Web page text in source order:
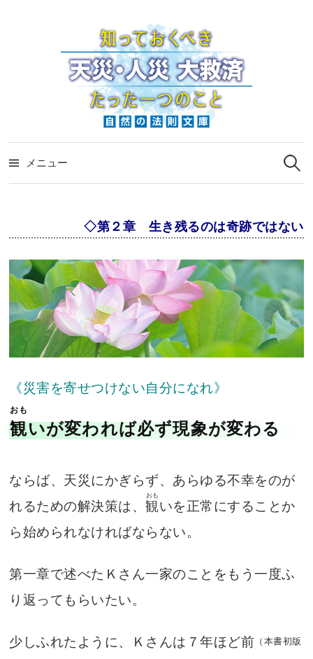
ッ
プ
メニュー
索:
◇第２章 生き残るのは奇跡ではない
《災害を寄せつけない自分になれ》
観
おも
いが変われば必ず現象が変わる
ならば、天災にかぎらず、あらゆる不幸をのが
れるための解決策は、観
おも
いを正常にすることか
ら始められなければならない。
第一章で述べたＫさん一家のことをもう一度ふ
り返ってもらいたい。
少しふれたように、Ｋさんは７年ほど前 （本書初版